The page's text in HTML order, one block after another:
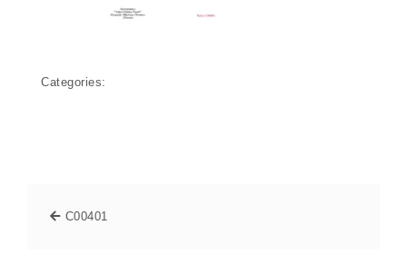
Categories:
C00401